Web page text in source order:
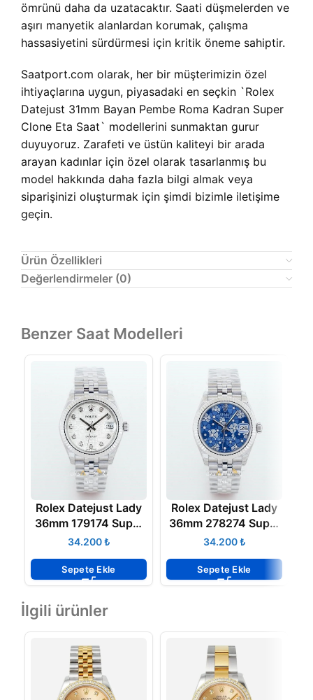
ömrünü daha da uzatacaktır. Saati düşmelerden ve
aşırı manyetik alanlardan korumak, çalışma
hassasiyetini sürdürmesi için kritik öneme sahiptir.
Saatport.com olarak, her bir müşterimizin özel
ihtiyaçlarına uygun, piyasadaki en seçkin `Rolex
Datejust 31mm Bayan Pembe Roma Kadran Super
Clone Eta Saat` modellerini sunmaktan gurur
duyuyoruz. Zarafeti ve üstün kaliteyi bir arada
arayan kadınlar için özel olarak tasarlanmış bu
model hakkında daha fazla bilgi almak veya
siparişinizi oluşturmak için şimdi bizimle iletişime
geçin.
Ürün Özellikleri
Değerlendirmeler (0)
Benzer Saat Modelleri
Rolex Datejust Lady
36mm 179174 Super
Clone Eta
₺
Sepete Ekle
Rolex Datejust Lady
36mm 278274 Super
Clone Eta
₺
Sepete Ekle
İlgili ürünler